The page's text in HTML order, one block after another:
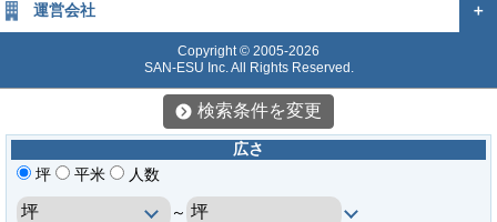
検索条件を変更
広さ
坪
平米 人数
～
運営会社 ＋
Copyright © 2005-2026
SAN-ESU Inc. All Rights Reserved.